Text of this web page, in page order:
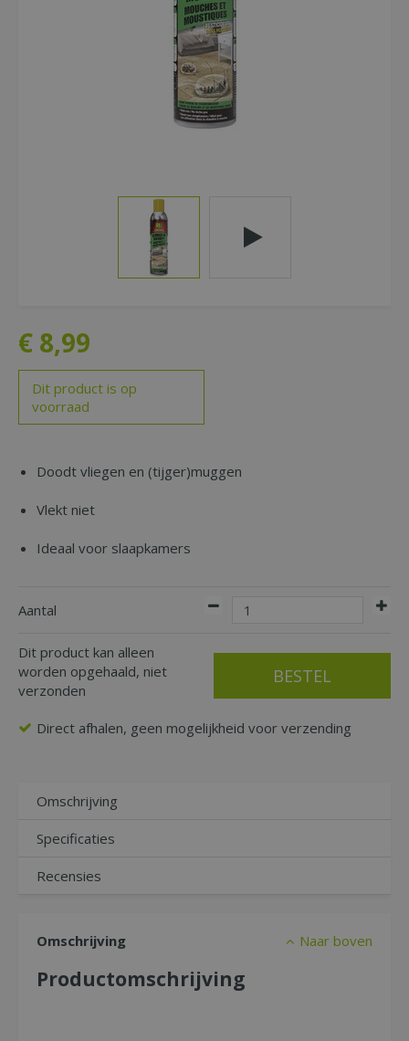
€ 8,99
Dit product is op
voorraad
Doodt vliegen en (tijger)muggen
Vlekt niet
Ideaal voor slaapkamers
Aantal
Dit product kan alleen
worden opgehaald, niet
verzonden
Direct afhalen, geen mogelijkheid voor verzending
Omschrijving
Specificaties
Recensies
Omschrijving Naar boven
Productomschrijving